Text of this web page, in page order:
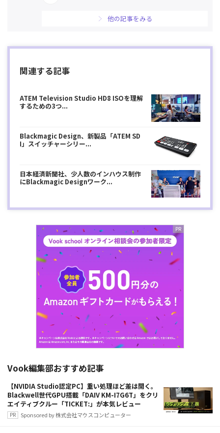
他の記事をみる
関連する記事
ATEM Television Studio HD8 ISOを理解
するための3つ...
Blackmagic Design、新製品「ATEM SD
I」スイッチャーシリー...
日本経済新聞社、少人数のインハウス制作
にBlackmagic Designワーク...
Vook編集部おすすめ記事
【NVIDIA Studio認定PC】重い処理ほど差は開く。
Blackwell世代GPU搭載「DAIV KM-I7G6T」をクリ
エイティブクルー「TICKET:」が本気レビュー
Sponsored by 株式会社マウスコンピューター